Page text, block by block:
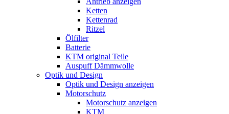
Ketten
Kettenrad
Ritzel
Ölfilter
Batterie
KTM original Teile
Auspuff Dämmwolle
Optik und Design
Optik und Design anzeigen
Motorschutz
Motorschutz anzeigen
KTM